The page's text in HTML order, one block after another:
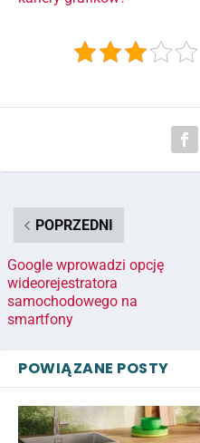
POPRZEDNI
Google wprowadzi opcję
wideorejestratora
samochodowego na
smartfony
POWIĄZANE POSTY